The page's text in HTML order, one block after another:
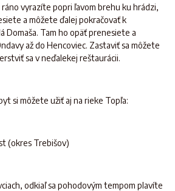
vyrazíte popri ľavom brehu ku hrádzi,
a môžete ďalej pokračovať k
Domaša. Tam ho opäť prenesiete a
až do Hencoviec. Zastaviť sa môžete
sa v neďalekej reštaurácii.
si môžete užiť aj na rieke Topľa:
(okres Trebišov)
odkiaľ sa pohodovým tempom plavíte